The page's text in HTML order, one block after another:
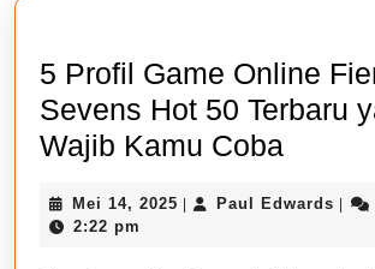
5 Profil Game Online
Sevens Hot 50 Terbaru
Wajib Kamu Coba
Game
Mei 14, 2025 Mei
| Paul Edwards Paul
|
2:22 pm